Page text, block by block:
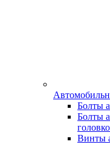
Болты
Болты
Винты